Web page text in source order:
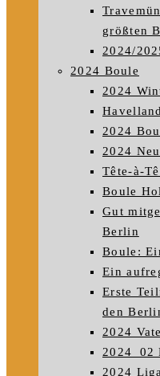
größten
2024/
2024 Boule
2024
2024
2024
Tête-à-
Boule
Gut
Berlin
Boule:
Ein
Erste
den
2024
2024_02
2024